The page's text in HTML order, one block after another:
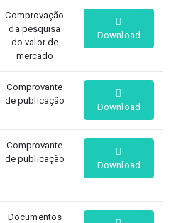
Comprovação
da pesquisa
do valor de
mercado
Download
Comprovante
de publicação
Download
Comprovante
de publicação
Download
Documentos